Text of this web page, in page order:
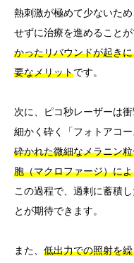
熱刺激が極めて少ないた
せずに治療を進めることが
かったリバウンドが起き
要なメリットです。
次に、ピコ秒レーザーは
細かく砕く「フォトアコ
砕かれた微細なメラニン
胞（マクロファージ）に
この過程で、過剰に蓄積
とが期待できます。
また、 低出力での照射を